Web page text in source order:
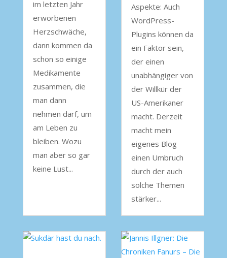
im letzten Jahr
erworbenen
Herzschwäche,
dann kommen da
schon so einige
Medikamente
zusammen, die
man dann
nehmen darf, um
am Leben zu
bleiben. Wozu
man aber so gar
keine Lust...
Aspekte: Auch
WordPress-
Plugins können da
ein Faktor sein,
der einen
unabhängiger von
der Willkür der
US-Amerikaner
macht. Derzeit
macht mein
eigenes Blog
einen Umbruch
durch der auch
solche Themen
stärker...